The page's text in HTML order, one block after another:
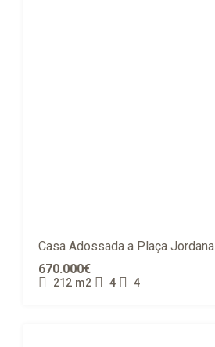
Casa Adossada a Plaça Jordana
670.000€
212 m2 4 4